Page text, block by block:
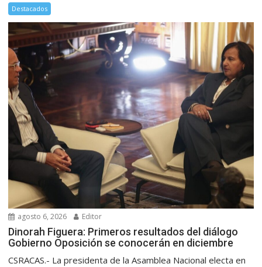
Destacados
agosto 6, 2026 Editor
Dinorah Figuera: Primeros resultados del diálogo
Gobierno Oposición se conocerán en diciembre
CSRACAS.- La presidenta de la Asamblea Nacional electa en